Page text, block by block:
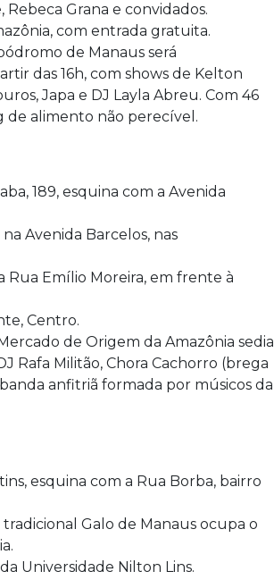
Rebeca Grana e convidados.
com entrada gratuita.
de Manaus será
das 16h, com shows de Kelton
Japa e DJ Layla Abreu. Com 46
de alimento não perecível.
189, esquina com a Avenida
Avenida Barcelos, nas
Rua Emílio Moreira, em frente à
Centro.
de Origem da Amazônia sedia
Rafa Militão, Chora Cachorro (brega
anfitriã formada por músicos da
esquina com a Rua Borba, bairro
tradicional Galo de Manaus ocupa o
Universidade Nilton Lins.